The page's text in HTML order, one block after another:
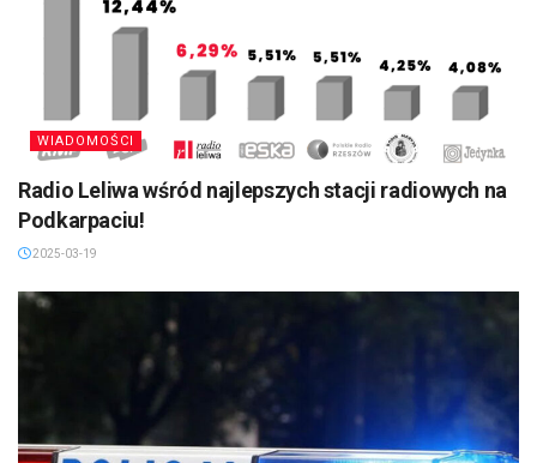
WIADOMOŚCI
Radio Leliwa wśród najlepszych stacji radiowych na
Podkarpaciu!
2025-03-19